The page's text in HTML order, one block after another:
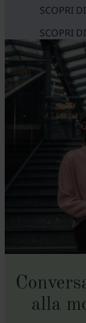
SCOPRI
SCOPRI
alla